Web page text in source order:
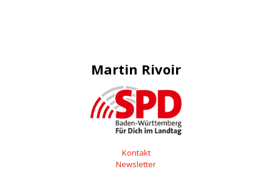
Martin Rivoir
Kontakt
Newsletter